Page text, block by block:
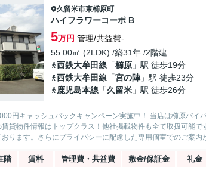
久留米市東櫛原町
ハイフラワーコーポ B
5万円 管理/共益費-
55.00㎡ (2LDK) /築31年 /2階建
西鉄大牟田線 「櫛原 」駅 徒歩19分
西鉄大牟田線 「宮の陣」駅 徒歩23分
鹿児島本線 「久留米 」駅 徒歩26分
円キャッシュバックキャンペーン実施中！ 当店は櫛原バ
貸物件情報はトップクラス！他社掲載物件も全て取扱可能
ります。さらにプライバシーに配慮した専用個室でのご案
階 賃料 管理費・共益費 敷金/保証金 礼金